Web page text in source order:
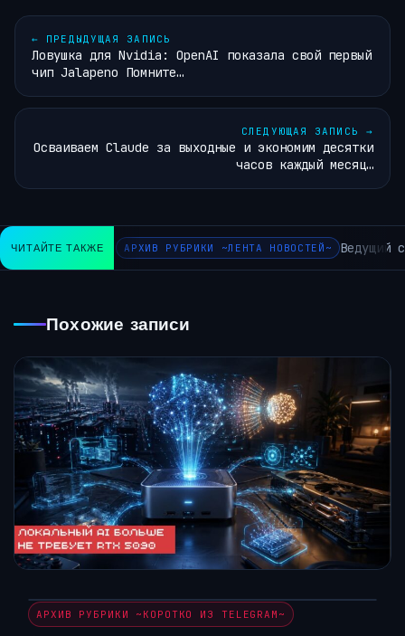
← ПРЕДЫДУЩАЯ ЗАПИСЬ
Ловушка для Nvidia: OpenAI показала свой первый
чип Jalapeno Помните…
СЛЕДУЮЩАЯ ЗАПИСЬ →
Осваиваем Claude за выходные и экономим десятки
часов каждый месяц…
ЧИТАЙТЕ ТАКЖЕ АРХИВ РУБРИКИ ~ЛЕНТА НОВОСТЕЙ~ Ведущий
Похожие записи
АРХИВ РУБРИКИ ~КОРОТКО ИЗ TELEGRAM~